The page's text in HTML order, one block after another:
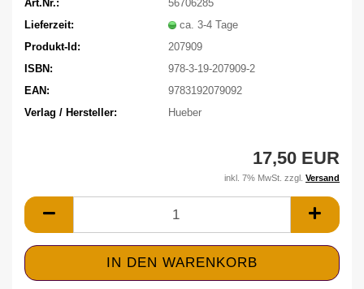
Art.Nr.:
56706285
Lieferzeit:
ca. 3-4 Tage
Produkt-Id:
207909
ISBN:
978-3-19-207909-2
EAN:
9783192079092
Verlag / Hersteller:
Hueber
17,50 EUR
inkl. 7% MwSt. zzgl. Versand